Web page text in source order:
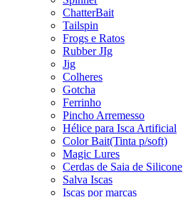
ChatterBait
Tailspin
Frogs e Ratos
Rubber JIg
Jig
Colheres
Gotcha
Ferrinho
Pincho Arremesso
Hélice para Isca Artificial
Color Bait(Tinta p/soft)
Magic Lures
Cerdas de Saia de Silicone
Salva Iscas
Iscas por marcas